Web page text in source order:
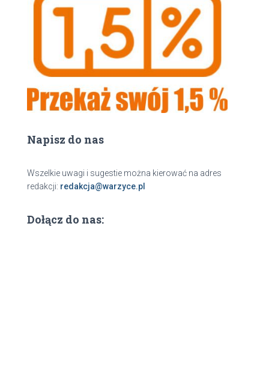
Napisz do nas
Wszelkie uwagi i sugestie można kierować na adres
redakcji: redakcja@warzyce.pl
Dołącz do nas: